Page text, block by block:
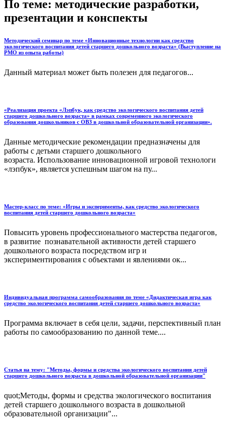
По теме: методические разработки,
презентации и конспекты
Методический семинар по теме «Инновационные технологии как средство
экологического воспитания детей старшего дошкольного возраста» (Выступление на
РМО из опыта работы)
Данный материал может быть полезен для педагогов...
«Реализация проекта «Лэпбук, как средство экологического воспитания детей
старшего дошкольного возраста» в рамках современного экологического
образования дошкольников с ОВЗ в дошкольной образовательной организации».
Данные методические рекомендации предназначены для
работы с детьми старшего дошкольного
возраста. Использование инновационной игровой технологи
«лэпбук», является успешным шагом на пу...
Мастер-класс по теме: «Игры и эксперименты, как средство экологического
воспитания детей старшего дошкольного возраста»
Повысить уровень профессионального мастерства педагогов,
в развитие познавательной активности детей старшего
дошкольного возраста посредством игр и
экспериментирования с объектами и явлениями ок...
Индивидуальная программа самообразования по теме «Дидактическая игра как
средство экологического воспитания детей старшего дошкольного возраста»
Программа включает в себя цели, задачи, перспективный план
работы по самообразованию по данной теме....
Статья на тему: "Методы, формы и средства экологического воспитания детей
старшего дошкольного возраста в дошкольной образовательной организации"
quot;Методы, формы и средства экологического воспитания
детей старшего дошкольного возраста в дошкольной
образовательной организации"...